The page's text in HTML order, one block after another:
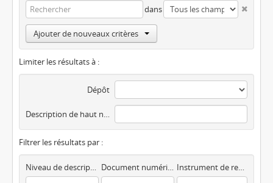
dans
Ajouter de nouveaux critères
Limiter les résultats à :
Dépôt
Description de haut niveau
Filtrer les résultats par :
Niveau de description Document numérique disponible Instrument de recherche